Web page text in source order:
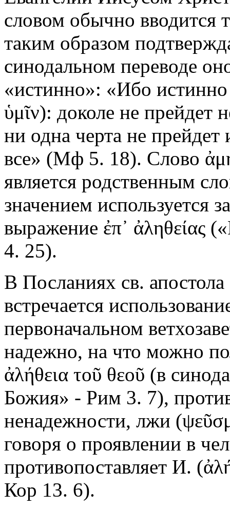
словом обычно вводится
таким образом
синодальном переводе
«истинно»: «Ибо
ὑμῖν): доколе не прейдет
ни одна черта не прейдет
все» (Мф 5. 18). Слово
является родственным
значением используется
выражение ἐπ᾿ ἀληθείας
4. 25).
В Посланиях св.
встречается
первоначальном
надежно, на что можно
ἀλήθεια τοῦ θεοῦ (в
Божия» - Рим 3. 7),
ненадежности, лжи
говоря о проявлении в
противопоставляет И.
Кор 13. 6).